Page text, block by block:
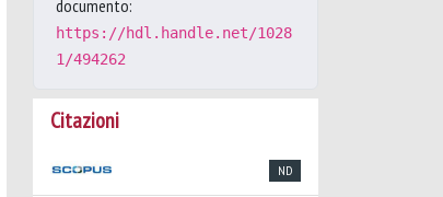
documento:
https://hdl.handle.net/1028
1/494262
Citazioni
ND